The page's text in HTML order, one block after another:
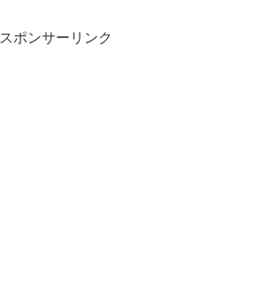
スポンサーリンク